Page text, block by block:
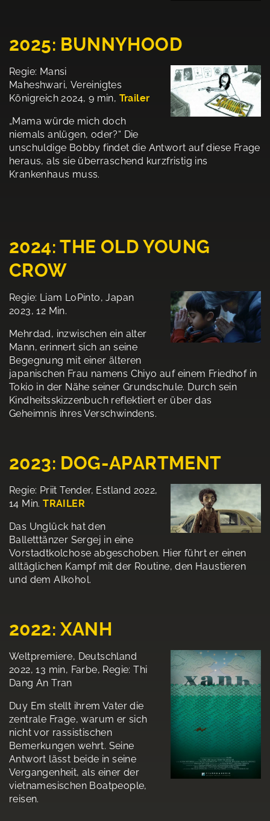
2025: BUNNYHOOD
Regie: Mansi
Maheshwari, Vereinigtes
Königreich 2024, 9 min, Trailer
„Mama würde mich doch
niemals anlügen, oder?“ Die
unschuldige Bobby findet die Antwort auf diese Frage
heraus, als sie überraschend kurzfristig ins
Krankenhaus muss.
2024: THE OLD YOUNG
CROW
Regie: Liam LoPinto, Japan
2023, 12 Min.
Mehrdad, inzwischen ein alter
Mann, erinnert sich an seine
Begegnung mit einer älteren
japanischen Frau namens Chiyo auf einem Friedhof in
Tokio in der Nähe seiner Grundschule. Durch sein
Kindheitsskizzenbuch reflektiert er über das
Geheimnis ihres Verschwindens.
2023: DOG-APARTMENT
Regie: Priit Tender, Estland 2022,
14 Min.TRAILER
Das Unglück hat den
Balletttänzer Sergej in eine
Vorstadtkolchose abgeschoben. Hier führt er einen
alltäglichen Kampf mit der Routine, den Haustieren
und dem Alkohol.
2022: XANH
Weltpremiere, Deutschland
2022, 13 min, Farbe, Regie: Thi
Dang An Tran
Duy Em stellt ihrem Vater die
zentrale Frage, warum er sich
nicht vor rassistischen
Bemerkungen wehrt. Seine
Antwort lässt beide in seine
Vergangenheit, als einer der
vietnamesischen Boatpeople,
reisen.